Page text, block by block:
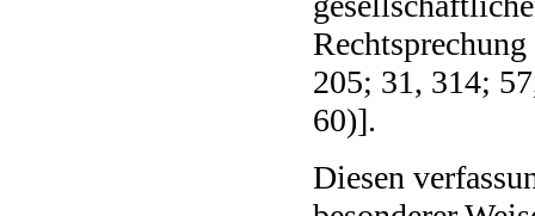
205; 31, 314;
60)].
Diesen